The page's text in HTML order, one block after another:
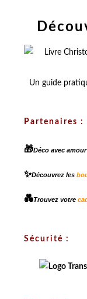
Un guide
Partenaires :
🎁Déco avec
✨Découvrez les
💑Trouvez votre
Sécurité :